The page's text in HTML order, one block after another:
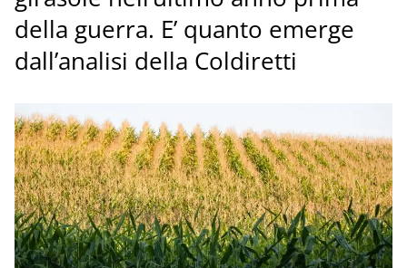
della guerra. E’ quanto emerge
dall’analisi della Coldiretti